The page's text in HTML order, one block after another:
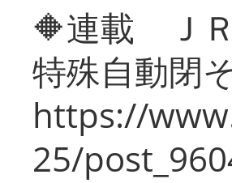
🔶連載 Ｊ
特殊自動閉
https://
25/